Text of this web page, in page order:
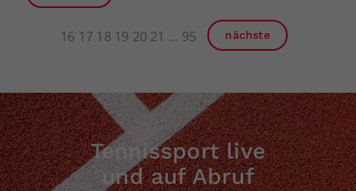
16 17 18 19 20 21 95 nächste
Tennissport live
und auf Abruf